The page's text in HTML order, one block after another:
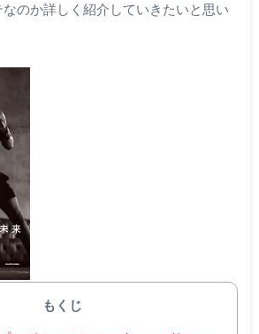
のか詳しく紹介していきたいと思い
もくじ